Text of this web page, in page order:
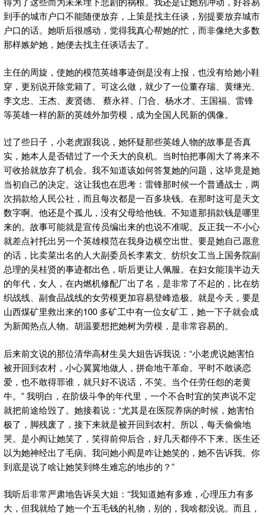
到手的城市户口不能随便放弃，上策是找主任谈，别提要放弃城市
户口的话。她听后很感动，觉得我真心帮她的忙，而非像绝大多数
那样嫉妒她，她便去找主任谈话去了。
主任的周旋，使她的模范英雄事迹倒是没有上报，也没有给她小鞋
穿，更别说开除党籍了。可这么做，就少了一位董存瑞、黄继光、
李文忠、王杰、麦贤德、 蔡永祥、门合、杨水才、王国福、雷锋
等英雄一样的新的英雄外加劳模，成为全国人民新的偶像。
过了些日子，小老虎跟我说，她怀疑那些英雄人物的故事是否真
实，她本人是否错过了一个天大的良机。当时怕把事闹大了将来不
可收拾就放弃了机会。我不知道该如何答复她的问题，这毕竟是她
当初自己的决定。这让我也在思考：雷锋那时候一个普通战士，两
次捐款给人民公社，而且每次都是一百多块钱。在那时这可是天文
数字啊。他还是个孤儿，没有父母给他钱。不知道那捐款钱是哪里
来的。故事可能就是宣传员编出来的也说不准呢。反正我一不小心
就差点衬托出另一个英雄模范在我身边横空出世。要是她自己愿意
的话，比卖菜出名的人大副委员长李素文、纺织女工当上国务院副
总理的吴桂贤的事迹都出色，听后更让人佩服。在妇女能顶半边天
的年代，女人，在内燃机修配厂出了名，是非常了不起的，比在纺
织战线、副食品战线的女劳模更加容易登峰造极。就是今天，要是
山西煤矿里救出来的100 多矿工中有一位女矿工，她一下子就会成
为新闻热点人物。胡温要想把她树为劳模，是非常容易的。
后来前文说的那位清华高材生吴大姐告诉我说：“小老虎说她害怕
被开回到农村，小心翼翼地做人，拼命地干革命。平时不敢谈恋
爱，也不敢得罪谁，就只好不说话，不笑。当个任劳任怨的老黄
牛。” 我明白，在阶级斗争的年代里，一个不合时宜的笑声说不定
就把前途给毁了。她接着说：“尤其是在医院养病的时候，她害怕
极了，脚残废了，接下来就是被开回到农村。所以，每天偷偷地
哭。是小阎让她笑了，笑得前仰后合，好几天都停不下来。医生还
以为她神经出了毛病。我问她小阎是咋让她笑的，她不告诉我。你
到底是说了啥让她笑到终生难忘的地步的？”
我听后非常严肃地告诉吴大姐：“我知道她有多难，心理压力有多
大，但我就给了她一个五毛钱的礼物，别的，我啥都没说。而且，